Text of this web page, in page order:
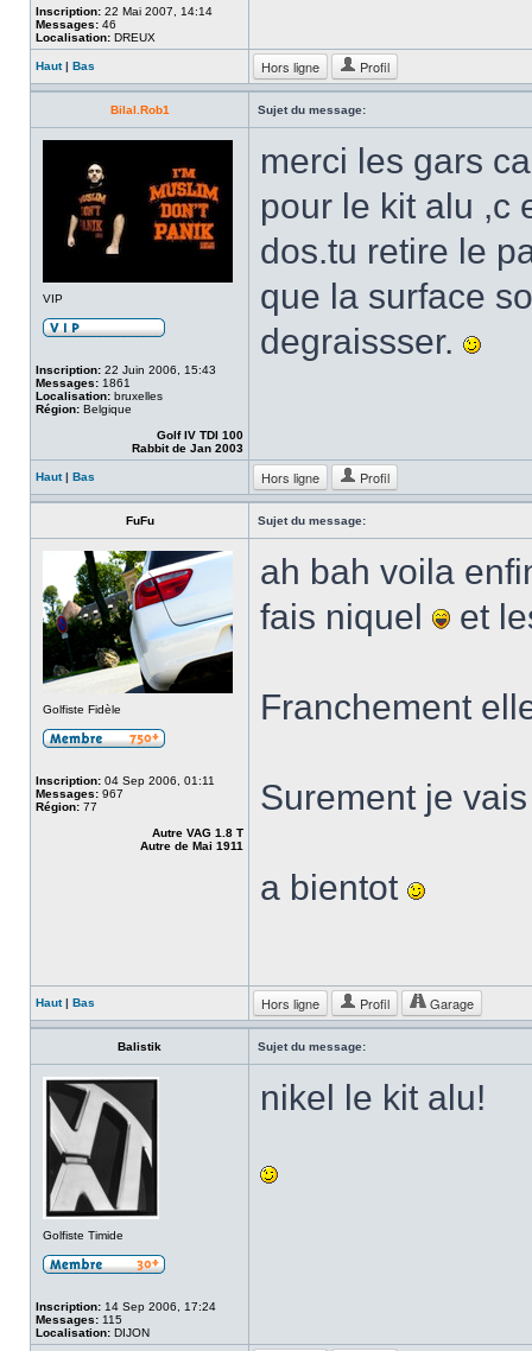
Inscription: 22 Mai 2007, 14:14
Messages: 46
Localisation: DREUX
Haut| Bas Hors ligne Profil
Bilal.Rob1 Sujet du message:
VIP
Inscription: 22 Juin 2006, 15:43
Messages: 1861
Localisation: bruxelles
Région: Belgique
Golf IV TDI 100
Rabbit de Jan 2003
merci les gars
pour le kit alu ,c
dos.tu retire le
que la surface
degraissser.
Haut| Bas Hors ligne Profil
FuFu Sujet du message:
Golfiste Fidèle
Inscription: 04 Sep 2006, 01:11
Messages: 967
Région: 77
Autre VAG 1.8 T
Autre de Mai 1911
ah bah voila
fais niquel
et
Franchement
Surement je
a bientot
Haut| Bas Hors ligne Profil Garage
Balistik Sujet du message:
Golfiste Timide
Inscription: 14 Sep 2006, 17:24
Messages: 115
Localisation: DIJON
nikel le kit alu!